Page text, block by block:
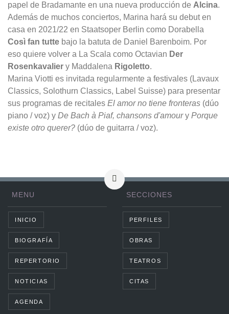
papel de Bradamante en una nueva producción de Alcina.
Además de muchos conciertos, Marina hará su debut en
casa en 2021/22 en Staatsoper Berlin como Dorabella
Così fan tutte bajo la batuta de Daniel Barenboim. Por
eso quiere volver a La Scala como Octavian Der
Rosenkavalier y Maddalena Rigoletto.
Marina Viotti es invitada regularmente a festivales (Lavaux
Classics, Solothurn Classics, Label Suisse) para presentar
sus programas de recitales El amor no tiene fronteras (dúo
piano / voz) y De Bach à Piaf, chansons d'amoury Porque
existe otro querer? (dúo de guitarra / voz).
MENU
INICIO
BIOGRAFÍA
REPERTORIO
NOTICIAS
AGENDA
SECCIONES
PERFILES
OBRAS
TEATROS
CITAS